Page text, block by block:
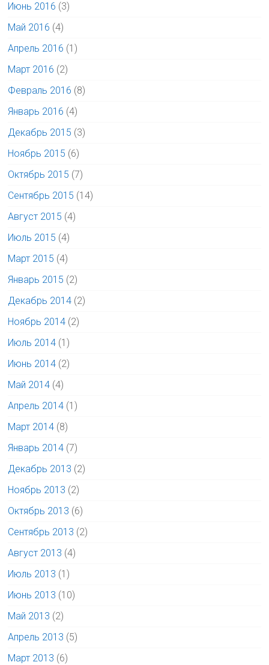
Июнь 2016 (3)
Май 2016 (4)
Апрель 2016 (1)
Март 2016 (2)
Февраль 2016 (8)
Январь 2016 (4)
Декабрь 2015 (3)
Ноябрь 2015 (6)
Октябрь 2015 (7)
Сентябрь 2015 (14)
Август 2015 (4)
Июль 2015 (4)
Март 2015 (4)
Январь 2015 (2)
Декабрь 2014 (2)
Ноябрь 2014 (2)
Июль 2014 (1)
Июнь 2014 (2)
Май 2014 (4)
Апрель 2014 (1)
Март 2014 (8)
Январь 2014 (7)
Декабрь 2013 (2)
Ноябрь 2013 (2)
Октябрь 2013 (6)
Сентябрь 2013 (2)
Август 2013 (4)
Июль 2013 (1)
Июнь 2013 (10)
Май 2013 (2)
Апрель 2013 (5)
Март 2013 (6)